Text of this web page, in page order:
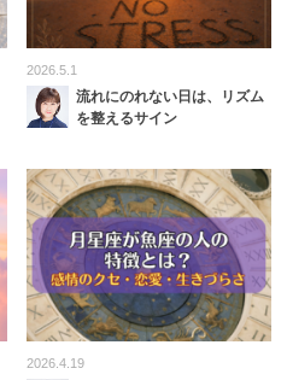
2026.5.1
流れにのれない日は、リズム
を整えるサイン
2026.4.19